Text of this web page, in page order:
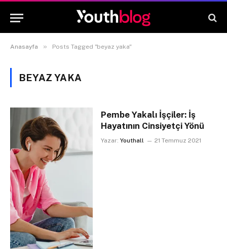
Anasayfa » Posts Tagged "beyaz yaka"
BEYAZ YAKA
Pembe Yakalı İşçiler: İş
Hayatının Cinsiyetçi Yönü
Yazar: Youthall 21 Temmuz 2021